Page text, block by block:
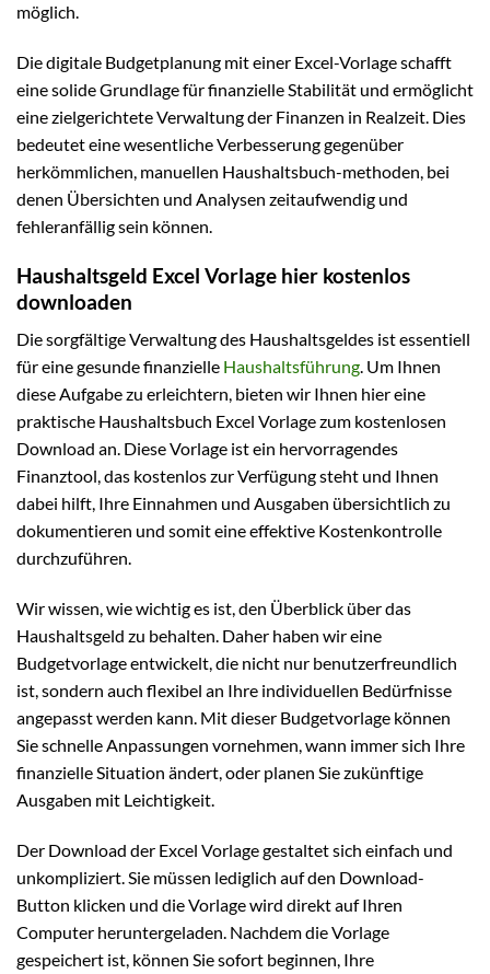
möglich.
Die digitale Budgetplanung mit einer Excel-Vorlage schafft
eine solide Grundlage für finanzielle Stabilität und ermöglicht
eine zielgerichtete Verwaltung der Finanzen in Realzeit. Dies
bedeutet eine wesentliche Verbesserung gegenüber
herkömmlichen, manuellen Haushaltsbuch-methoden, bei
denen Übersichten und Analysen zeitaufwendig und
fehleranfällig sein können.
Haushaltsgeld Excel Vorlage hier kostenlos
downloaden
Die sorgfältige Verwaltung des Haushaltsgeldes ist essentiell
für eine gesunde finanzielle Haushaltsführung. Um Ihnen
diese Aufgabe zu erleichtern, bieten wir Ihnen hier eine
praktische Haushaltsbuch Excel Vorlage zum kostenlosen
Download an. Diese Vorlage ist ein hervorragendes
Finanztool, das kostenlos zur Verfügung steht und Ihnen
dabei hilft, Ihre Einnahmen und Ausgaben übersichtlich zu
dokumentieren und somit eine effektive Kostenkontrolle
durchzuführen.
Wir wissen, wie wichtig es ist, den Überblick über das
Haushaltsgeld zu behalten. Daher haben wir eine
Budgetvorlage entwickelt, die nicht nur benutzerfreundlich
ist, sondern auch flexibel an Ihre individuellen Bedürfnisse
angepasst werden kann. Mit dieser Budgetvorlage können
Sie schnelle Anpassungen vornehmen, wann immer sich Ihre
finanzielle Situation ändert, oder planen Sie zukünftige
Ausgaben mit Leichtigkeit.
Der Download der Excel Vorlage gestaltet sich einfach und
unkompliziert. Sie müssen lediglich auf den Download-
Button klicken und die Vorlage wird direkt auf Ihren
Computer heruntergeladen. Nachdem die Vorlage
gespeichert ist, können Sie sofort beginnen, Ihre